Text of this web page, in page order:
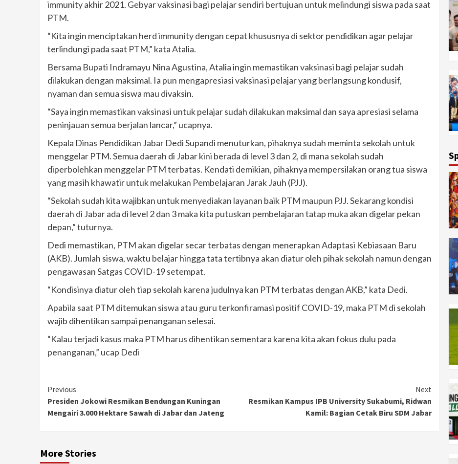
immunity akhir 2021. Gebyar vaksinasi bagi pelajar sendiri bertujuan untuk melindungi siswa pada saat
PTM.
“Kita ingin menciptakan herd immunity dengan cepat khususnya di sektor pendidikan agar pelajar
terlindungi pada saat PTM,” kata Atalia.
Bersama Bupati Indramayu Nina Agustina, Atalia ingin memastikan vaksinasi bagi pelajar sudah
dilakukan dengan maksimal. Ia pun mengapresiasi vaksinasi pelajar yang berlangsung kondusif,
nyaman dan semua siswa mau divaksin.
“Saya ingin memastikan vaksinasi untuk pelajar sudah dilakukan maksimal dan saya apresiasi selama
peninjauan semua berjalan lancar,” ucapnya.
Kepala Dinas Pendidikan Jabar Dedi Supandi menuturkan, pihaknya sudah meminta sekolah untuk
menggelar PTM. Semua daerah di Jabar kini berada di level 3 dan 2, di mana sekolah sudah
diperbolehkan menggelar PTM terbatas. Kendati demikian, pihaknya mempersilakan orang tua siswa
yang masih khawatir untuk melakukan Pembelajaran Jarak Jauh (PJJ).
“Sekolah sudah kita wajibkan untuk menyediakan layanan baik PTM maupun PJJ. Sekarang kondisi
daerah di Jabar ada di level 2 dan 3 maka kita putuskan pembelajaran tatap muka akan digelar pekan
depan,” tuturnya.
Dedi memastikan, PTM akan digelar secar terbatas dengan menerapkan Adaptasi Kebiasaan Baru
(AKB). Jumlah siswa, waktu belajar hingga tata tertibnya akan diatur oleh pihak sekolah namun dengan
pengawasan Satgas COVID-19 setempat.
“Kondisinya diatur oleh tiap sekolah karena judulnya kan PTM terbatas dengan AKB,” kata Dedi.
Apabila saat PTM ditemukan siswa atau guru terkonfiramasi positif COVID-19, maka PTM di sekolah
wajib dihentikan sampai penanganan selesai.
“Kalau terjadi kasus maka PTM harus dihentikan sementara karena kita akan fokus dulu pada
penanganan,” ucap Dedi
Continue
Reading
Previous
Presiden Jokowi Resmikan Bendungan Kuningan
Mengairi 3.000 Hektare Sawah di Jabar dan Jateng
Next
Resmikan Kampus IPB University Sukabumi, Ridwan
Kamil: Bagian Cetak Biru SDM Jabar
More Stories